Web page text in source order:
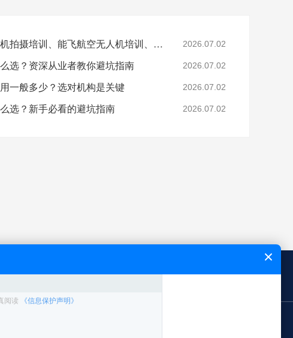
文章关键词：无人机拍摄培训、能飞航空无人机培训、无人机航拍技巧、无人机培训机构选择 2026.07.02
选？资深从业者教你避坑指南 2026.07.02
一般多少？选对机构是关键 2026.07.02
选？新手必看的避坑指南 2026.07.02
新闻中心 能飞简介 网站地图